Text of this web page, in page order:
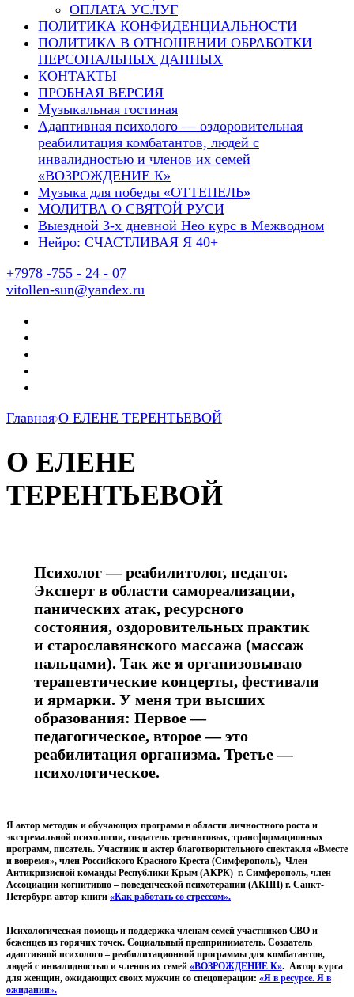
ОПЛАТА УСЛУГ
ПОЛИТИКА КОНФИДЕНЦИАЛЬНОСТИ
ПОЛИТИКА В ОТНОШЕНИИ ОБРАБОТКИ
ПЕРСОНАЛЬНЫХ ДАННЫХ
КОНТАКТЫ
ПРОБНАЯ ВЕРСИЯ
Музыкальная гостиная
Адаптивная психолого — оздоровительная
реабилитация комбатантов, людей с
инвалидностью и членов их семей
«ВОЗРОЖДЕНИЕ К»
Музыка для победы «ОТТЕПЕЛЬ»
МОЛИТВА О СВЯТОЙ РУСИ
Выездной 3-х дневной Нео курс в Межводном
Нейро: СЧАСТЛИВАЯ Я 40+
+7978 -755 - 24 - 07
vitollen-sun@yandex.ru
Главная О ЕЛЕНЕ ТЕРЕНТЬЕВОЙ
О ЕЛЕНЕ
ТЕРЕНТЬЕВОЙ
Психолог — реабилитолог, педагог.
Эксперт в области самореализации,
панических атак, ресурсного
состояния, оздоровительных практик
и старославянского массажа (массаж
пальцами). Так же я организовываю
терапевтические концерты, фестивали
и ярмарки. У меня три высших
образования: Первое —
педагогическое, второе — это
реабилитация организма. Третье —
психологическое.
Я автор методик и обучающих программ в области личностного роста и
экстремальной психологии, создатель тренинговых, трансформационных
программ, писатель. Участник и актер благотворительного спектакля «Вместе
и вовремя», член Российского Красного Креста (Симферополь), Член
Антикризисной команды Республики Крым (АКРК) г. Симферополь, член
Ассоциации когнитивно – поведенческой психотерапии (АКПП) г. Санкт-
Петербург. автор книги «Как работать со стрессом».
Психологическая помощь и поддержка членам семей участников СВО и
беженцев из горячих точек. Социальный предприниматель. Создатель
адаптивной психолого – реабилитационной программы для комбатантов,
людей с инвалидностью и членов их семей «ВОЗРОЖДЕНИЕ К». Автор курса
для женщин, ожидающих своих мужчин со спецоперации: «Я в ресурсе. Я в
ожидании».